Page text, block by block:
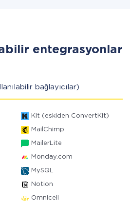
entegrasyonlar
bağlayıcılar)
Kit (eskiden ConvertKit)
MailChimp
MailerLite
Monday.com
MySQL
Notion
Omnicell